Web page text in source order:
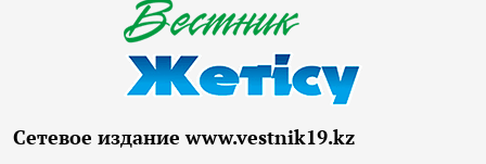
Сетевое издание www.vestnik19.kz